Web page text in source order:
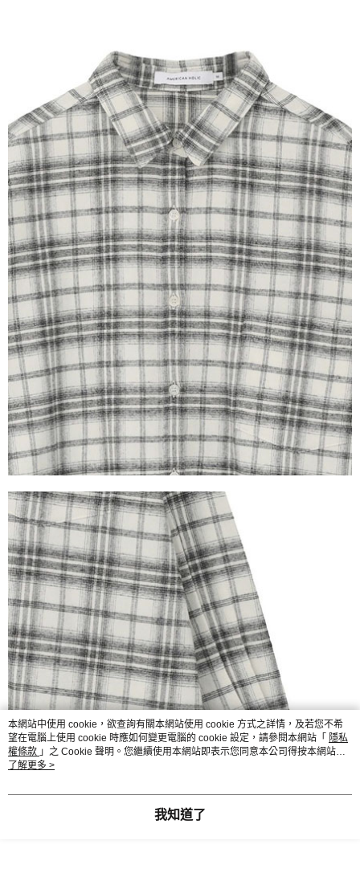
本網站中使用 cookie，欲查詢有關本網站使用 cookie 方式之詳情，及若您不希
望在電腦上使用 cookie 時應如何變更電腦的 cookie 設定，請參閱本網站「 隱私
權條款 」之 Cookie 聲明。您繼續使用本網站即表示您同意本公司得按本網站使
用條款之 Cookie 聲明使用 cookie。
了解更多 >
我知道了